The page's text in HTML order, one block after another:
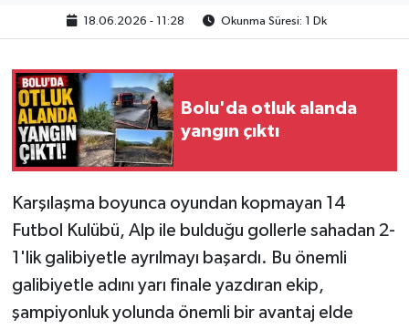
18.06.2026 - 11:28 Okunma Süresi: 1 Dk
Bolu'da otluk alanda
yangın çıktı
Karşılaşma boyunca oyundan kopmayan 14
Futbol Kulübü, Alp ile bulduğu gollerle sahadan 2-
1'lik galibiyetle ayrılmayı başardı. Bu önemli
galibiyetle adını yarı finale yazdıran ekip,
şampiyonluk yolunda önemli bir avantaj elde